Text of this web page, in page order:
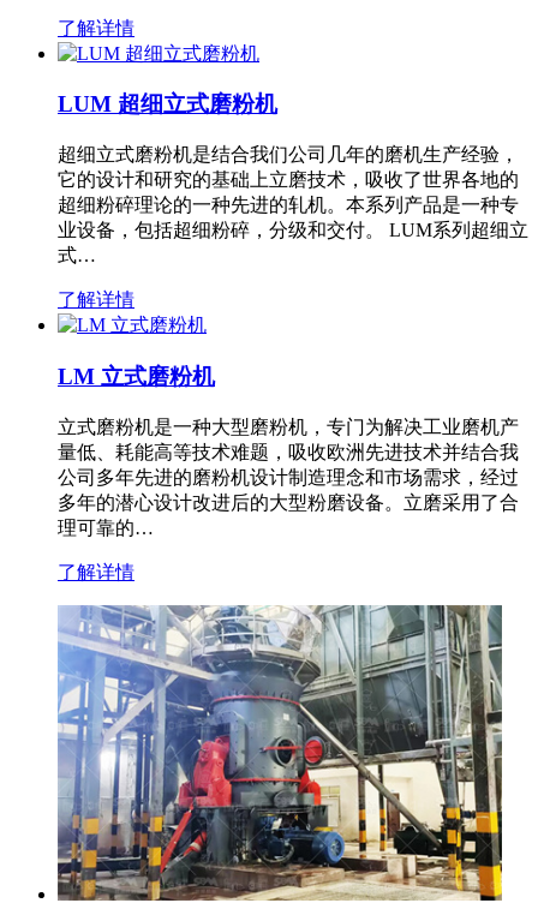
了解详情
LUM 超细立式磨粉机
超细立式磨粉机是结合我们公司几年的磨机生产经验，
它的设计和研究的基础上立磨技术，吸收了世界各地的
超细粉碎理论的一种先进的轧机。本系列产品是一种专
业设备，包括超细粉碎，分级和交付。 LUM系列超细立
式…
了解详情
LM 立式磨粉机
立式磨粉机是一种大型磨粉机，专门为解决工业磨机产
量低、耗能高等技术难题，吸收欧洲先进技术并结合我
公司多年先进的磨粉机设计制造理念和市场需求，经过
多年的潜心设计改进后的大型粉磨设备。立磨采用了合
理可靠的…
了解详情